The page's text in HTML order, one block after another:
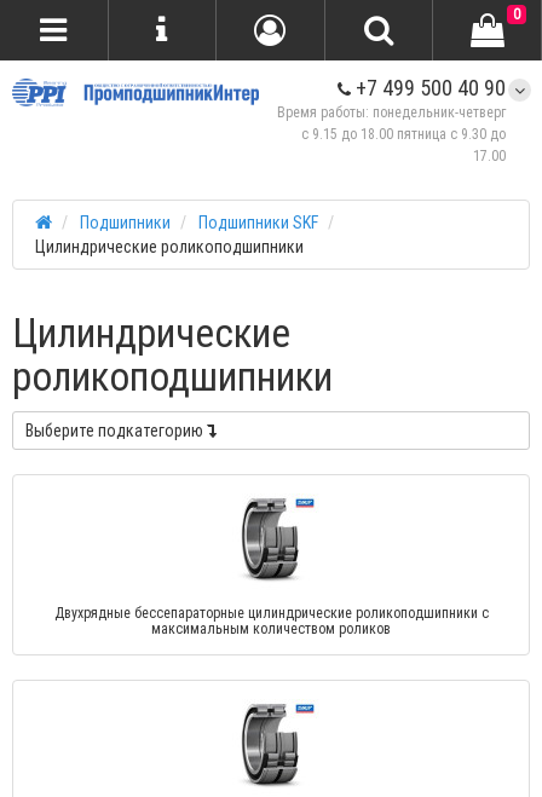
+7 499 500 40 90
Время работы: понедельник-четверг
с 9.15 до 18.00 пятница с 9.30 до
17.00
0
Подшипники
Подшипники SKF
Цилиндрические роликоподшипники
Цилиндрические
роликоподшипники
Выберите подкатегорию
Двухрядные бессепараторные цилиндрические роликоподшипники с
максимальным количеством роликов